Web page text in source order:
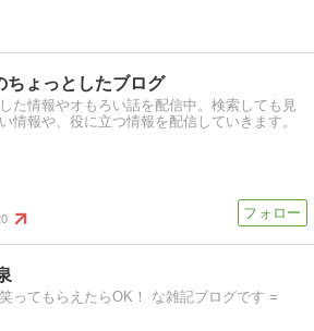
ちょっとしたブログ
た情報やオもろい話を配信中。検索しても見
情報や、役に立つ情報を配信していきます。
ってもらえたらOK！ な雑記ブログです =